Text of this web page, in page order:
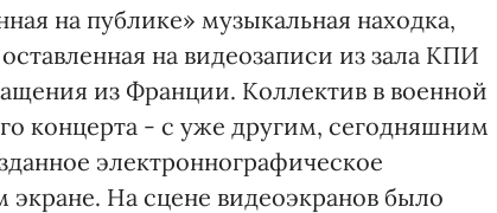
на публике» музыкальная находка,
на видеозаписи из зала КПИ
из Франции. Коллектив в военной
концерта - с уже другим, сегодняшним
электроннографическое
На сцене видеоэкранов было